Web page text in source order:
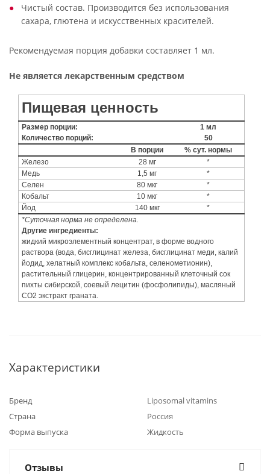
Чистый состав. Производится без использования
сахара, глютена и искусственных красителей.
Рекомендуемая порция добавки составляет 1 мл.
Не является лекарственным средством
Пищевая ценность
Размер порции:
1 мл
Количество порций:
50
В порции
% сут. нормы
Железо
28 мг
*
Медь
1,5 мг
*
Селен
80 мкг
*
Кобальт
10 мкг
*
Йод
140 мкг
*
*Суточная норма не определена.
Другие ингредиенты:
жидкий микроэлементный концентрат, в форме водного
раствора (вода, бисглицинат железа, бисглицинат меди, калий
йодид, хелатный комплекс кобальта, селенометионин),
растительный глицерин, концентрированный клеточный сок
пихты сибирской, соевый лецитин (фосфолипиды), масляный
СО2 экстракт граната.
Характеристики
Бренд
Liposomal vitamins
Страна
Россия
Форма выпуска
Жидкость
Отзывы